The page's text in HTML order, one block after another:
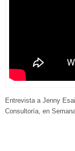
Entrevista a Jenny
Consultoría, en